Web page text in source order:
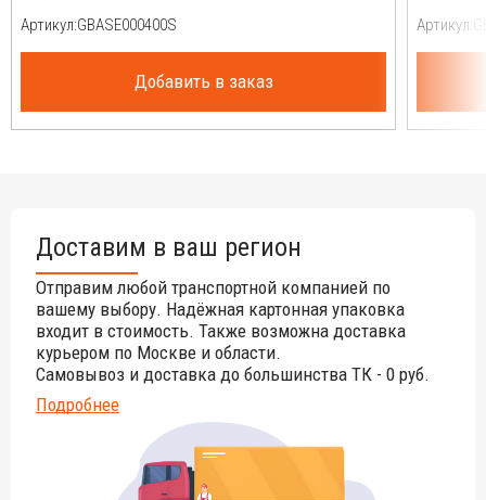
Артикул:
Добавить в заказ
Артикул:
Доставим в ваш регион
Отправим любой транспортной компанией по
вашему выбору. Надёжная картонная упаковка
входит в стоимость. Также возможна доставка
курьером по Москве и области.
Самовывоз и доставка до большинства ТК - 0 руб.
Подробнее